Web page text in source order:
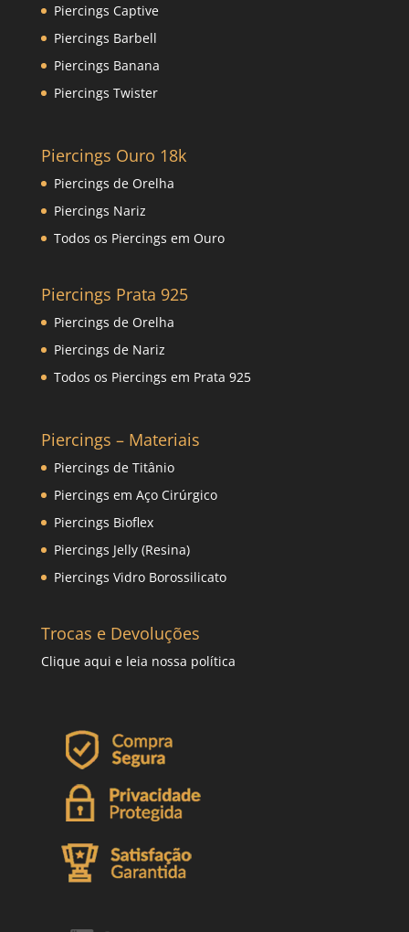
Piercings Captive
Piercings Barbell
Piercings Banana
Piercings Twister
Piercings Ouro 18k
Piercings de Orelha
Piercings Nariz
Todos os Piercings em Ouro
Piercings Prata 925
Piercings de Orelha
Piercings de Nariz
Todos os Piercings em Prata 925
Piercings – Materiais
Piercings de Titânio
Piercings em Aço Cirúrgico
Piercings Bioflex
Piercings Jelly (Resina)
Piercings Vidro Borossilicato
Trocas e Devoluções
Clique aqui e leia nossa política